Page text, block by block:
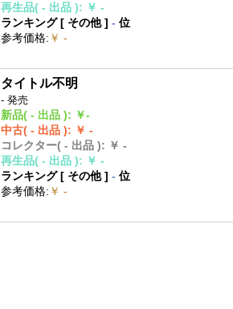
再生品( - 出品 ): ￥ -
ランキング [ その他]- 位
参考価格: ￥ -
タイトル不明
- 発売
新品( - 出品 ): ￥-
中古( - 出品 ): ￥ -
コレクター( - 出品 ): ￥ -
再生品( - 出品 ): ￥ -
ランキング [ その他]- 位
参考価格: ￥ -